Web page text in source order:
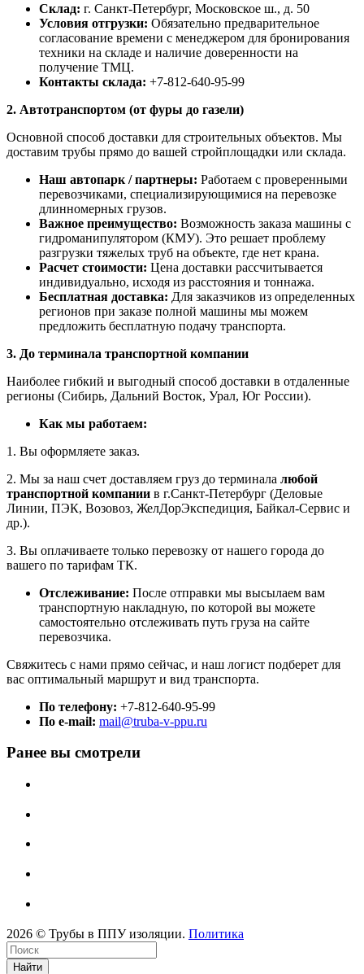
Склад: г. Санкт-Петербург, Московское ш., д. 50
Условия отгрузки: Обязательно предварительное
согласование времени с менеджером для бронирования
техники на складе и наличие доверенности на
получение ТМЦ.
Контакты склада: +7-812-640-95-99
2. Автотранспортом (от фуры до газели)
Основной способ доставки для строительных объектов. Мы
доставим трубы прямо до вашей стройплощадки или склада.
Наш автопарк / партнеры: Работаем с проверенными
перевозчиками, специализирующимися на перевозке
длинномерных грузов.
Важное преимущество: Возможность заказа машины с
гидроманипулятором (КМУ). Это решает проблему
разгрузки тяжелых труб на объекте, где нет крана.
Расчет стоимости: Цена доставки рассчитывается
индивидуально, исходя из расстояния и тоннажа.
Бесплатная доставка: Для заказчиков из определенных
регионов при заказе полной машины мы можем
предложить бесплатную подачу транспорта.
3. До терминала транспортной компании
Наиболее гибкий и выгодный способ доставки в отдаленные
регионы (Сибирь, Дальний Восток, Урал, Юг России).
Как мы работаем:
1. Вы оформляете заказ.
2. Мы за наш счет доставляем груз до терминала любой
транспортной компании в г.Санкт-Петербург (Деловые
Линии, ПЭК, Возовоз, ЖелДорЭкспедиция, Байкал-Сервис и
др.).
3. Вы оплачиваете только перевозку от нашего города до
вашего по тарифам ТК.
Отслеживание: После отправки мы высылаем вам
транспортную накладную, по которой вы можете
самостоятельно отслеживать путь груза на сайте
перевозчика.
Свяжитесь с нами прямо сейчас, и наш логист подберет для
вас оптимальный маршрут и вид транспорта.
По телефону: +7-812-640-95-99
По e-mail: mail@truba-v-ppu.ru
Ранее вы смотрели
2026 © Трубы в ППУ изоляции. Политика
Найти